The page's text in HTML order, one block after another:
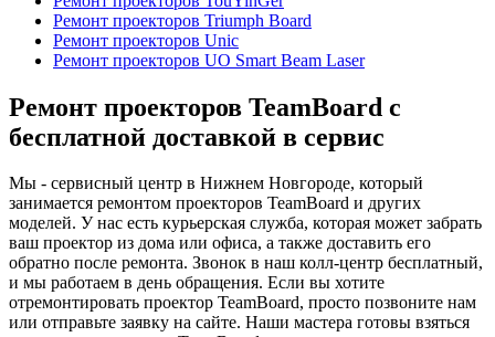
Ремонт проекторов Triumph Board
Ремонт проекторов Unic
Ремонт проекторов UO Smart Beam Laser
Ремонт проекторов TeamBoard с
бесплатной доставкой в сервис
Мы - сервисный центр в Нижнем Новгороде, который
занимается ремонтом проекторов TeamBoard и других
моделей. У нас есть курьерская служба, которая может забрать
ваш проектор из дома или офиса, а также доставить его
обратно после ремонта. Звонок в наш колл-центр бесплатный,
и мы работаем в день обращения. Если вы хотите
отремонтировать проектор TeamBoard, просто позвоните нам
или отправьте заявку на сайте. Наши мастера готовы взяться